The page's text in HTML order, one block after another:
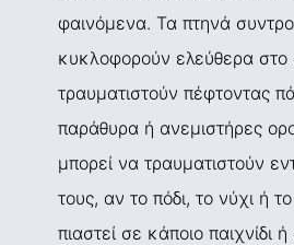
φαινόμενα. Τα πτηνά
κυκλοφορούν ελεύθερα στο
τραυματιστούν πέφτοντας
παράθυρα ή ανεμιστήρες
μπορεί να τραυματιστούν
τους, αν το πόδι, το νύχι ή
πιαστεί σε κάποιο παιχνίδι